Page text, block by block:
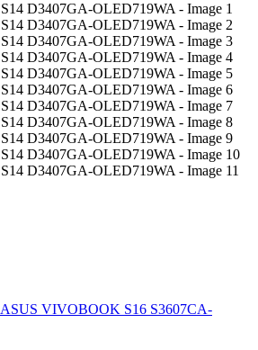
ASUS VIVOBOOK S16 S3607CA-